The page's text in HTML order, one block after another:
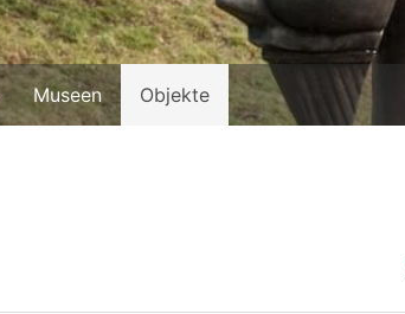
Museen Objekte